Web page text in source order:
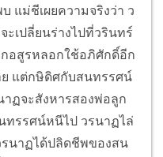
แม่ชีเผยความจริงว่า ว
เปลี่ยนร่างไปที่วรินทร์
อสูรหลอกใช้อภิศักดิ์อีก
แต่กษิดิศกับสนทรรศน์
ฏจะสังหารสองพ่อลูก
ทรรศน์หนีไป วรนาฏไล่
นาฏได้ปลิดชีพของสน